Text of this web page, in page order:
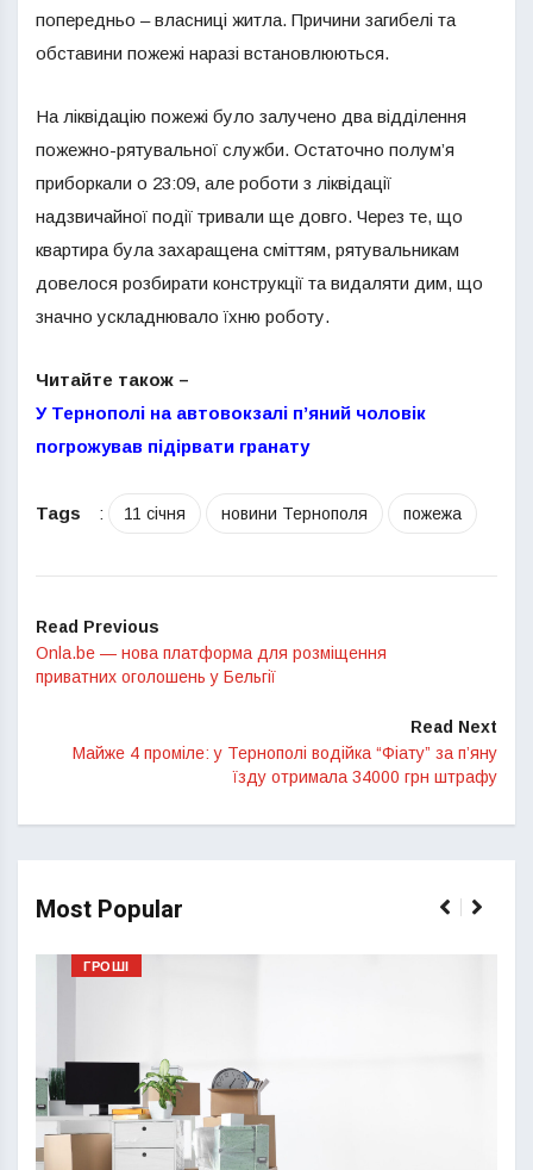
попередньо – власниці житла. Причини загибелі та
обставини пожежі наразі встановлюються.
На ліквідацію пожежі було залучено два відділення
пожежно-рятувальної служби. Остаточно полум’я
приборкали о 23:09, але роботи з ліквідації
надзвичайної події тривали ще довго. Через те, що
квартира була захаращена сміттям, рятувальникам
довелося розбирати конструкції та видаляти дим, що
значно ускладнювало їхню роботу.
Читайте також –
У Тернополі на автовокзалі п’яний чоловік
погрожував підірвати гранату
Tags : 11 січня новини Тернополя пожежа
Read Previous
Onla.be — нова платформа для розмiщення
приватних оголошень у Бельгiї
Read Next
Майже 4 проміле: у Тернополі водійка “Фіату” за п’яну
їзду отримала 34000 грн штрафу
Most Popular
ГРОШІ